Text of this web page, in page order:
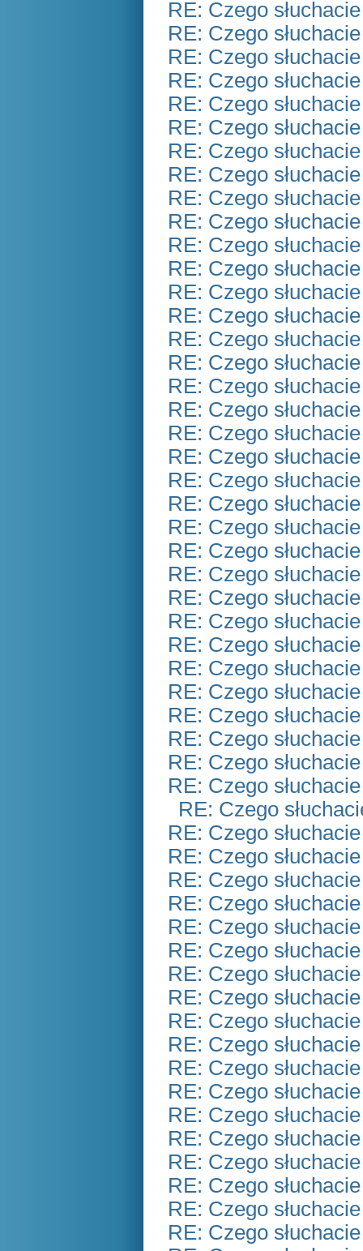
RE: Czego
RE: Czego
RE: Czego
RE: Czego
RE: Czego
RE: Czego
RE: Czego
RE: Czego
RE: Czego
RE: Czego
RE: Czego
RE: Czego
RE: Czego
RE: Czego
RE: Czego
RE: Czego
RE: Czego
RE: Czego
RE: Czego
RE: Czego
RE: Czego
RE: Czego
RE: Czego
RE: Czego
RE: Czego
RE: Czego
RE: Czego
RE: Czego
RE: Czego
RE: Czego
RE: Czego
RE: Czego
RE: Czego
RE: Czego
RE: Czego
RE: Czego
RE: Czego
RE: Czego
RE: Czego
RE: Czego
RE: Czego
RE: Czego
RE: Czego
RE: Czego
RE: Czego
RE: Czego
RE: Czego
RE: Czego
RE: Czego
RE: Czego
RE: Czego
RE: Czego
RE: Czego